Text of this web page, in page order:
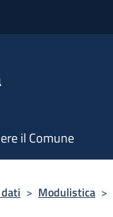
il Comune
> Modulistica >